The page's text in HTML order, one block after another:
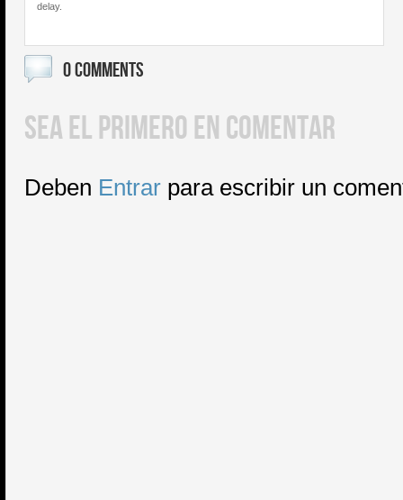
delay.
0 COMMENTS
SEA EL PRIMERO EN COMENTAR
Deben Entrar para escribir un